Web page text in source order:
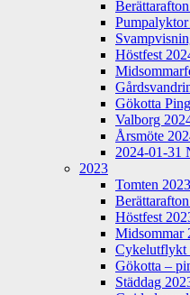
Höstfest
Gökotta
Valborg
Årsmöte
2024-01-31
2023
Tomten 2023
Höstfest
Midsommar
Cykelutflykt
Gökotta –
Städdag